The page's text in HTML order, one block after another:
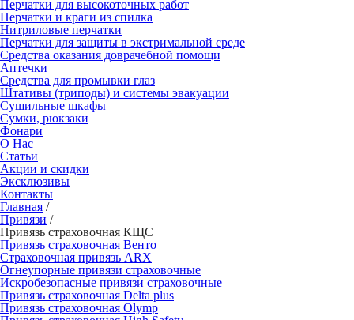
Перчатки для высокоточных работ
Перчатки и краги из спилка
Нитриловые перчатки
Перчатки для защиты в экстримальной среде
Средства оказания доврачебной помощи
Аптечки
Средства для промывки глаз
Штативы (триподы) и системы эвакуации
Сушильные шкафы
Сумки, рюкзаки
Фонари
О Нас
Статьи
Акции и скидки
Эксклюзивы
Контакты
Главная /
Привязи /
Привязь страховочная КЩС
Привязь страховочная Венто
Страховочная привязь ARX
Огнеупорные привязи страховочные
Искробезопасные привязи страховочные
Привязь страховочная Delta plus
Привязь страховочная Olymp